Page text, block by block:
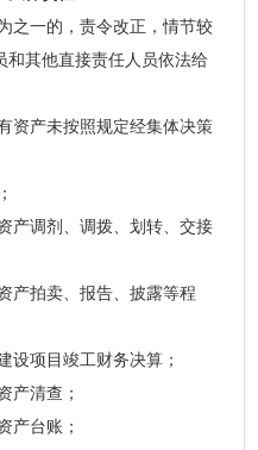
之一的，责令改正，情节较
和其他直接责任人员依法给
资产未按照规定经集体决策
产调剂、调拨、划转、交接
产拍卖、报告、披露等程
设项目竣工财务决算；
产清查；
产台账；